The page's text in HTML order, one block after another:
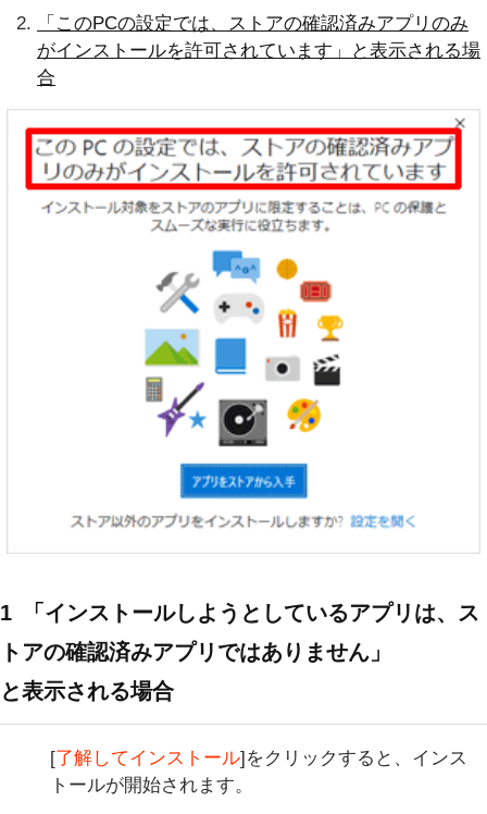
「このPCの設定では、ストアの確認済みアプリのみ
がインストールを許可されています」と表示される場
合
1
「インストールしようとしているアプリは、ス
トアの確認済みアプリではありません」
と表示される場合
[了解してインストール]をクリックすると、インス
トールが開始されます。